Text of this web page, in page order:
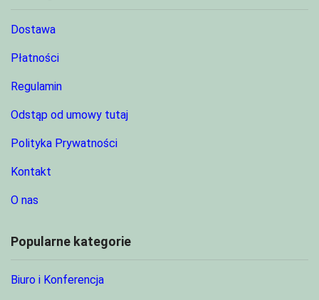
Dostawa
Płatności
Regulamin
Odstąp od umowy tutaj
Polityka Prywatności
Kontakt
O nas
Popularne kategorie
Biuro i Konferencja